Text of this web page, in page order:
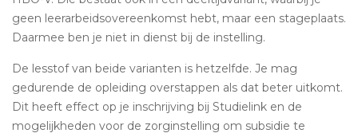
geen leerarbeidsovereenkomst hebt, maar een stageplaats.
Daarmee ben je niet in dienst bij de instelling.
De lesstof van beide varianten is hetzelfde. Je mag
gedurende de opleiding overstappen als dat beter uitkomt.
Dit heeft effect op je inschrijving bij Studielink en de
mogelijkheden voor de zorginstelling om subsidie te